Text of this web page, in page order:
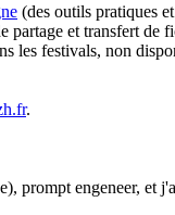
(des outils pratiques
partage et transfert de
les festivals, non
.
prompt engeneer, et